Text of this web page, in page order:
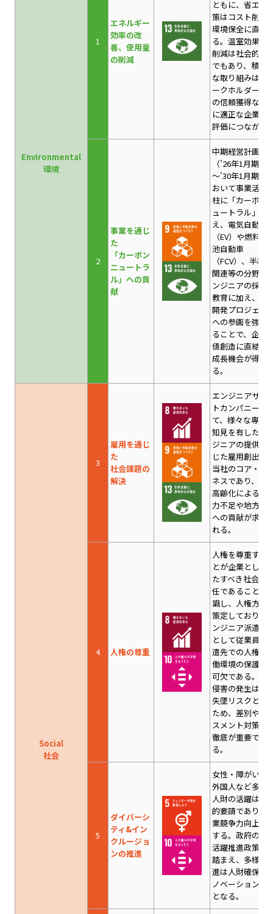
Environmental
環境
1
エネルギー
効率の改
善、使用量
の削減
ともに、省エネ
策はコスト削減
環境保全に直結
る。温室効果ガ
削減は社会的要
でもあり、積極
な取り組みはス
ークホルダーか
の信頼獲得なら
に適正な企業価
評価につながる
2
事業を通じ
た
「カーボン
ニュートラ
ル」への貢
献
中期経営計画
（’26年1月期
～’30年1月期）
おいて事業活動
柱に「カーボン
ュートラル」を
え、電気自動車
（EV）や燃料電
池自動車
（FCV）、半導体
関連等の分野で
ンジニアの採用
教育に加え、技
開発プロジェク
への参画を強化
ることで、企業
値創造に直結す
成長機会が得ら
る。
Social
社会
3
雇用を通じ
た
社会課題の
解決
エンジニアサポ
トカンパニーと
て、様々な専門
知見を有したエ
ジニアの提供を
じた雇用創出は
当社のコア・ビ
ネスであり、少
高齢化による労
力不足や地方創
への貢献が求め
れる。
4 人権の尊重
人権を尊重する
とが企業として
たすべき社会的
任であることを
識し、人権方針
策定しており、
ンジニア派遣企
として従業員や
遣先での人権・
働環境の保護は
可欠である。人
侵害の発生は信
失墜リスクとな
ため、差別やハ
スメント対策等
徹底が重要であ
る。
5
ダイバーシ
ティ&イン
クルージョ
ンの推進
女性・障がい者
外国人など多様
人財の活躍は社
的要請であり、
業競争力向上に
する。政府の女
活躍推進政策等
踏まえ、多様性
進は人財確保と
ノベーション機
となる。